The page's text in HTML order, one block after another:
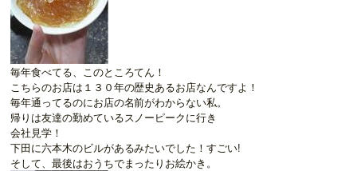
毎年食べてる、このところてん！
こちらのお店は１３０年の歴史あるお店なんですよ！
毎年通ってるのにお店の名前がわからない私。
帰りは友達の勤めているスノーピークに行き
会社見学！
下田に六本木のビルがあるみたいでした！すごい!
そして、最後はおうちでまったりお絵かき。